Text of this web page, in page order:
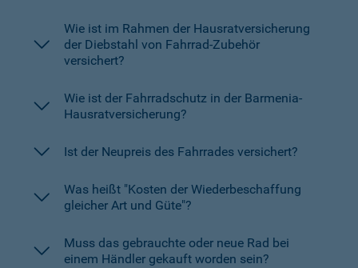
Wie ist im Rahmen der Hausratversicherung
der Diebstahl von Fahrrad-Zubehör
versichert?
Wie ist der Fahrradschutz in der Barmenia-
Hausratversicherung?
Ist der Neupreis des Fahrrades versichert?
Was heißt "Kosten der Wiederbeschaffung
gleicher Art und Güte"?
Muss das gebrauchte oder neue Rad bei
einem Händler gekauft worden sein?